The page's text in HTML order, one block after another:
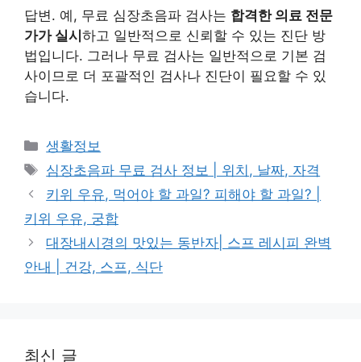
답변. 예, 무료 심장초음파 검사는 합격한 의료 전문
가가 실시 하고 일반적으로 신뢰할 수 있는 진단 방
법입니다. 그러나 무료 검사는 일반적으로 기본 ​​검
사이므로 더 포괄적인 검사나 진단이 필요할 수 있
습니다.
카
테
리
생활정보
태
그
심장초음파 무료 검사 정보 | 위치, 날짜, 자격
키위 우유, 먹어야 할 과일? 피해야 할 과일? |
키위 우유, 궁합
대장내시경의 맛있는 동반자| 스프 레시피 완벽
안내 | 건강, 스프, 식단
최신 글